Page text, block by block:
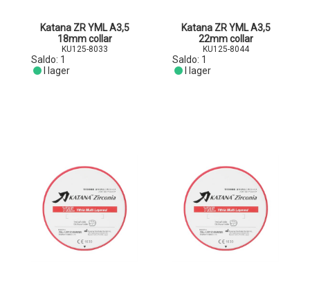
Katana ZR YML A3,5
18mm collar
KU125-8033
Saldo: 1
I lager
Katana ZR YML A3,5
22mm collar
KU125-8044
Saldo: 1
I lager